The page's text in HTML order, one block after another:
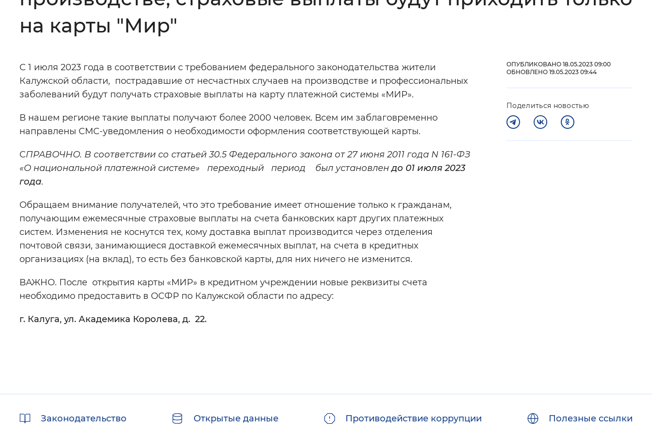
Звуковой ассистент: Воспроизвести Остановить Повторить
Вернуть стандартные настройки
на карты "Мир"
С 1 июля 2023 года в соответствии с требованием федерального законодательства жители
Калужской области, пострадавшие от несчастных случаев на производстве и профессиональных
заболеваний будут получать страховые выплаты на карту платежной системы «МИР».
В нашем регионе такие выплаты получают более 2000 человек. Всем им заблаговременно
направлены СМС-уведомления о необходимости оформления соответствующей карты.
СПРАВОЧНО. В соответствии со статьей 30.5 Федерального закона от 27 июня 2011 года N 161-ФЗ
«О национальной платежной системе» переходный период был установлендо 01 июля 2023
года.
Обращаем внимание получателей, что это требование имеет отношение только к гражданам,
получающим ежемесячные страховые выплаты на счета банковских карт других платежных
систем. Изменения не коснутся тех, кому доставка выплат производится через отделения
почтовой связи, занимающиеся доставкой ежемесячных выплат, на счета в кредитных
организациях (на вклад), то есть без банковской карты, для них ничего не изменится.
ВАЖНО. После открытия карты «МИР» в кредитном учреждении новые реквизиты счета
необходимо предоставить в ОСФР по Калужской области по адресу:
г. Калуга, ул. Академика Королева, д. 22.
ОПУБЛИКОВАНО 18.05.2023 09:00
ОБНОВЛЕНО 19.05.2023 09:44
Поделиться новостью
ссылкиЗаконодательство Открытые данные Противодействие коррупции Полезные ссылки